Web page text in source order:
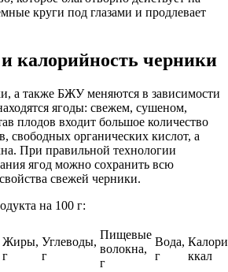
круги под глазами и продлевает
калорийность черники
а также БЖУ меняются в зависимости
ягоды: свежем, сушеном,
плодов входит большое количество
свободных органических кислот, а
При правильной технологии
ягод можно сохранить всю
свежей черники.
на 100 г:
Жиры,
г
Углеводы,
г
Пищевые
волокна,
г
Вода,
г
ккал